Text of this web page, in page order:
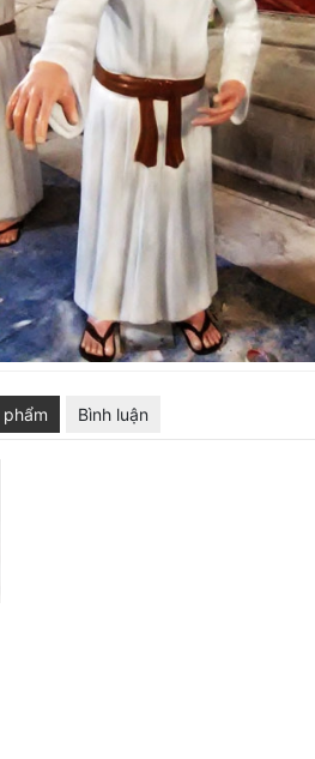
KHÁC
CỔ ĐIỂN
MÚT XỐP
Bình luận